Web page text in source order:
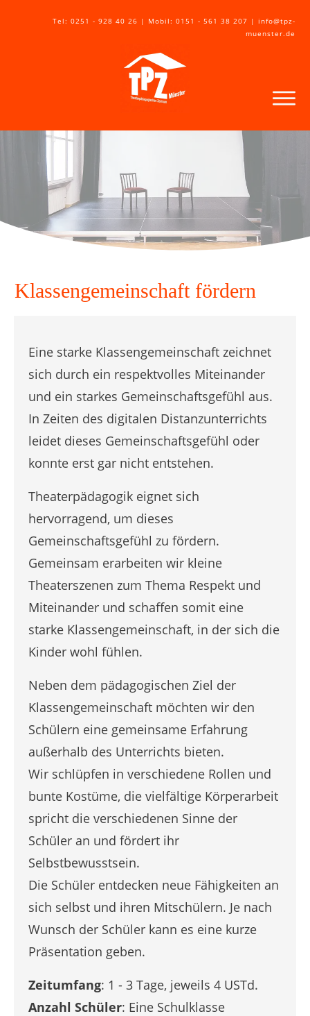
Tel: 0251 - 928 40 26 | Mobil: 0151 - 561 38 207 | info@tpz-
muenster.de
Klassengemeinschaft fördern
Eine starke Klassengemeinschaft zeichnet
sich durch ein respektvolles Miteinander
und ein starkes Gemeinschaftsgefühl aus.
In Zeiten des digitalen Distanzunterrichts
leidet dieses Gemeinschaftsgefühl oder
konnte erst gar nicht entstehen.
Theaterpädagogik eignet sich
hervorragend, um dieses
Gemeinschaftsgefühl zu fördern.
Gemeinsam erarbeiten wir kleine
Theaterszenen zum Thema Respekt und
Miteinander und schaffen somit eine
starke Klassengemeinschaft, in der sich die
Kinder wohl fühlen.
Neben dem pädagogischen Ziel der
Klassengemeinschaft möchten wir den
Schülern eine gemeinsame Erfahrung
außerhalb des Unterrichts bieten.
Wir schlüpfen in verschiedene Rollen und
bunte Kostüme, die vielfältige Körperarbeit
spricht die verschiedenen Sinne der
Schüler an und fördert ihr
Selbstbewusstsein.
Die Schüler entdecken neue Fähigkeiten an
sich selbst und ihren Mitschülern. Je nach
Wunsch der Schüler kann es eine kurze
Präsentation geben.
Zeitumfang: 1 - 3 Tage, jeweils 4 USTd.
Anzahl Schüler: Eine Schulklasse